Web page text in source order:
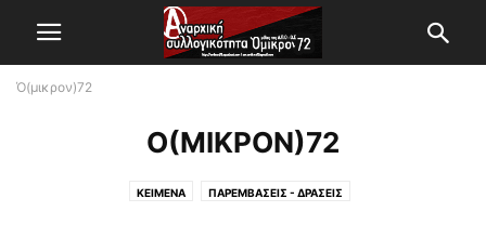
Ό(μικρον)72
Ό(ΜΙΚΡΟΝ)72
ΚΕΊΜΕΝΑ ΠΑΡΕΜΒΆΣΕΙΣ - ΔΡΆΣΕΙΣ